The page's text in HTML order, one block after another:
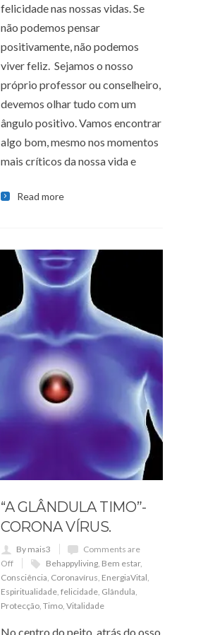
felicidade nas nossas vidas. Se
não podemos pensar
positivamente, não podemos
viver feliz. Sejamos o nosso
próprio professor ou conselheiro,
devemos olhar tudo com um
ângulo positivo. Vamos encontrar
algo bom, mesmo nos momentos
mais críticos da nossa vida e
Read more
“A GLÂNDULA TIMO”-
CORONA VÍRUS.
By mais3
Comments are
Off
Behappyliving Bem estar,
Consciência Coronavírus EnergiaVital
Espiritualidade felicidade Glândula
Protecção Timo Vitalidade
No centro do peito, atrás do osso